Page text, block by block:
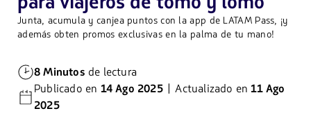
Junta, acumula y canjea puntos con la app de LATAM Pass, ¡y
además obten promos exclusivas en la palma de tu mano!
8 Minutos de lectura
Publicado en 14 Ago 2025| Actualizado en 11 Ago
2025